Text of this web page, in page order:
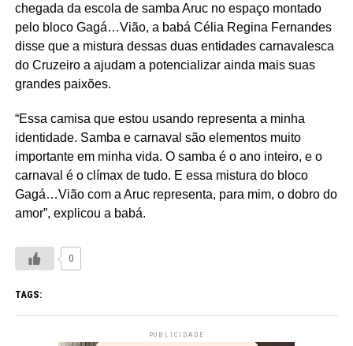
chegada da escola de samba Aruc no espaço montado
pelo bloco Gagá…Vião, a babá Célia Regina Fernandes
disse que a mistura dessas duas entidades carnavalesca
do Cruzeiro a ajudam a potencializar ainda mais suas
grandes paixões.
“Essa camisa que estou usando representa a minha
identidade. Samba e carnaval são elementos muito
importante em minha vida. O samba é o ano inteiro, e o
carnaval é o clímax de tudo. E essa mistura do bloco
Gagá…Vião com a Aruc representa, para mim, o dobro do
amor”, explicou a babá.
0
TAGS:
PUBLICIDADE